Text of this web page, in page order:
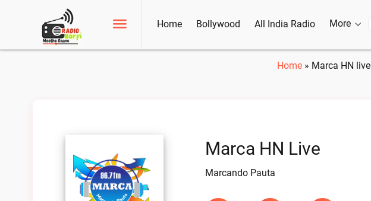
Home Bollywood All India Radio More
Home» Marca HN live
Marca HN Live
Marcando Pauta